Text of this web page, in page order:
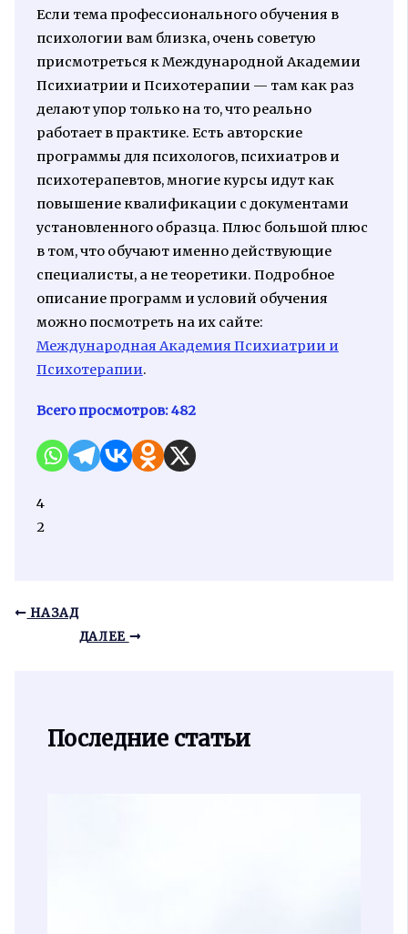
Если тема профессионального обучения в
психологии вам близка, очень советую
присмотреться к Международной Академии
Психиатрии и Психотерапии — там как раз
делают упор только на то, что реально
работает в практике. Есть авторские
программы для психологов, психиатров и
психотерапевтов, многие курсы идут как
повышение квалификации с документами
установленного образца. Плюс большой плюс
в том, что обучают именно действующие
специалисты, а не теоретики. Подробное
описание программ и условий обучения
можно посмотреть на их сайте:
Международная Академия Психиатрии и
Психотерапии.
Всего просмотров:482
4
2
НАЗАД
ДАЛЕЕ
Последние статьи